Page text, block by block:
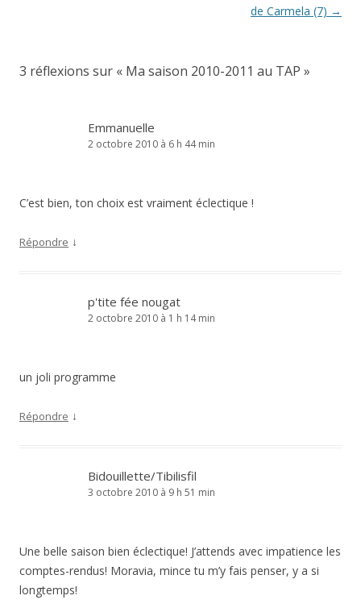
de Carmela (7) →
3 réflexions sur « Ma saison 2010-2011 au TAP »
Emmanuelle
2 octobre 2010 à 6 h 44 min
C’est bien, ton choix est vraiment éclectique !
Répondre ↓
p'tite fée nougat
2 octobre 2010 à 1 h 14 min
un joli programme
Répondre ↓
Bidouillette/Tibilisfil
3 octobre 2010 à 9 h 51 min
Une belle saison bien éclectique! J’attends avec impatience les
comptes-rendus! Moravia, mince tu m’y fais penser, y a si
longtemps!